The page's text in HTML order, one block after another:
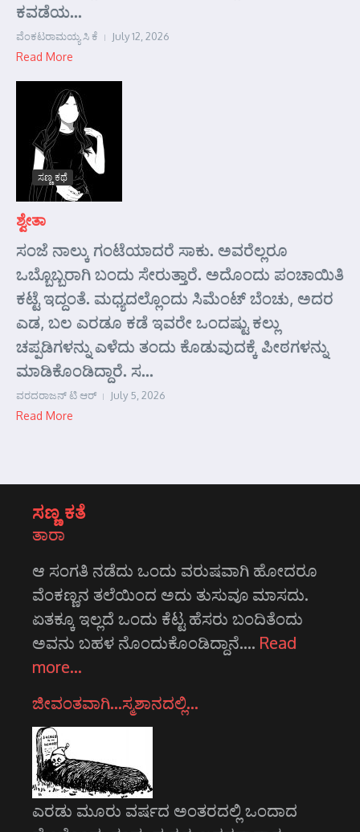
ಕವಡೆಯ...
ವೆಂಕಟರಾಮಯ್ಯ ಸಿ ಕೆ July 12, 2026
Read More
ಸಣ್ಣ ಕಥೆ
ಶ್ವೇತಾ
ಸಂಜೆ ನಾಲ್ಕು ಗಂಟೆಯಾದರೆ ಸಾಕು. ಅವರೆಲ್ಲರೂ
ಒಬ್ಬೊಬ್ಬರಾಗಿ ಬಂದು ಸೇರುತ್ತಾರೆ. ಅದೊಂದು ಪಂಚಾಯಿತಿ
ಕಟ್ಟೆ ಇದ್ದಂತೆ. ಮಧ್ಯದಲ್ಲೊಂದು ಸಿಮೆಂಟ್ ಬೆಂಚು, ಅದರ
ಎಡ, ಬಲ ಎರಡೂ ಕಡೆ ಇವರೇ ಒಂದಷ್ಟು ಕಲ್ಲು
ಚಪ್ಪಡಿಗಳನ್ನು ಎಳೆದು ತಂದು ಕೊಡುವುದಕ್ಕೆ ಪೀಠಗಳನ್ನು
ಮಾಡಿಕೊಂಡಿದ್ದಾರೆ. ಸ...
ವರದರಾಜನ್ ಟಿ ಆರ್ July 5, 2026
Read More
ಸಣ್ಣ ಕತೆ
ತಾರಾ
ಆ ಸಂಗತಿ ನಡೆದು ಒಂದು ವರುಷವಾಗಿ ಹೋದರೂ
ವೆಂಕಣ್ಣನ ತಲೆಯಿಂದ ಅದು ತುಸುವೂ ಮಾಸದು.
ಏತಕ್ಕೂ ಇಲ್ಲದೆ ಒಂದು ಕೆಟ್ಟ ಹೆಸರು ಬಂದಿತೆಂದು
ಅವನು ಬಹಳ ನೊಂದುಕೊಂಡಿದ್ದಾನೆ.… Read
more…
ಜೀವಂತವಾಗಿ…ಸ್ಮಶಾನದಲ್ಲಿ…
ಎರಡು ಮೂರು ವರ್ಷದ ಅಂತರದಲ್ಲಿ ಒಂದಾದ